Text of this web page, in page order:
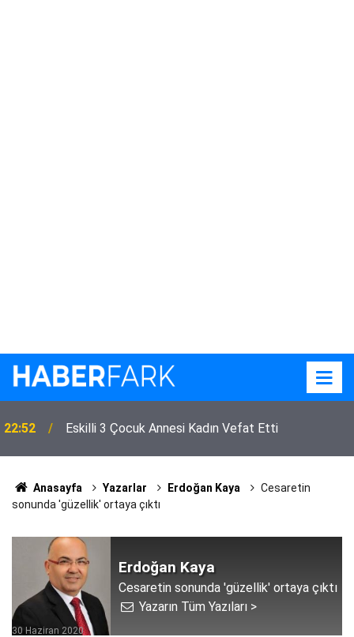
22:52 Eskilli 3 Çocuk Annesi Kadın Vefat Etti
Anasayfa Yazarlar Erdoğan Kaya
Cesaretin
sonunda 'güzellik' ortaya çıktı
Erdoğan Kaya
Cesaretin sonunda 'güzellik' ortaya çıktı
Yazarın Tüm Yazıları >
30 Haziran 2020